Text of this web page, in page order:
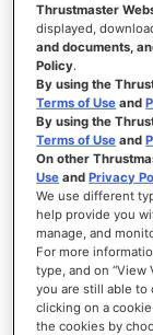
Thrustmaster
displayed,
and documents,
Policy.
By using the
Terms of Use and
By using the
Terms of Use and
On other
Use andPrivacy
We use different
help provide you
manage, and
For more
type, and on “View
you are still able to
clicking on a
the cookies by